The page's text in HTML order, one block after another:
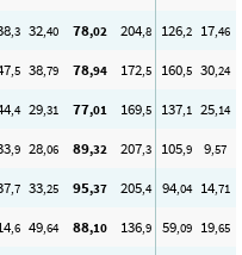
,3 32,40 78,02 204,8 126,2 17,46
,5 38,79 78,94 172,5 160,5 30,24
,4 29,31 77,01 169,5 137,1 25,14
,9 28,06 89,32 207,3 105,9 9,57
,7 33,25 95,37 205,4 94,04 14,71
,6 49,64 88,10 136,9 59,09 19,65